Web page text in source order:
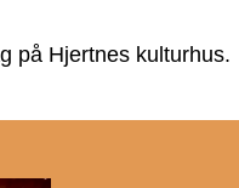
på Hjertnes kulturhus.